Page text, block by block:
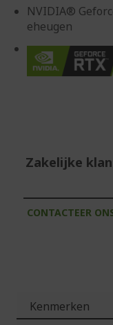
NVIDIA®
eheugen
Zakelijke
CONTACTEER
Kenmerken